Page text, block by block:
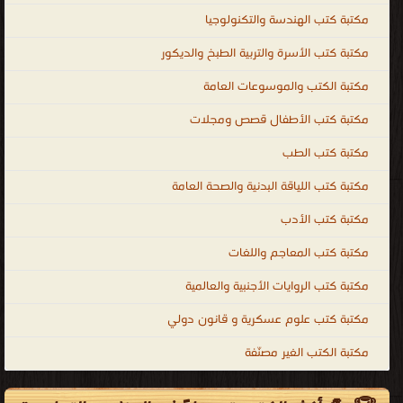
مكتبة كتب الهندسة والتكنولوجيا
مكتبة كتب الأسرة والتربية الطبخ والديكور
مكتبة الكتب والموسوعات العامة
مكتبة كتب الأطفال قصص ومجلات
مكتبة كتب الطب
مكتبة كتب اللياقة البدنية والصحة العامة
مكتبة كتب الأدب
مكتبة كتب المعاجم واللغات
مكتبة كتب الروايات الأجنبية والعالمية
مكتبة كتب علوم عسكرية و قانون دولي
مكتبة الكتب الغير مصنّفة